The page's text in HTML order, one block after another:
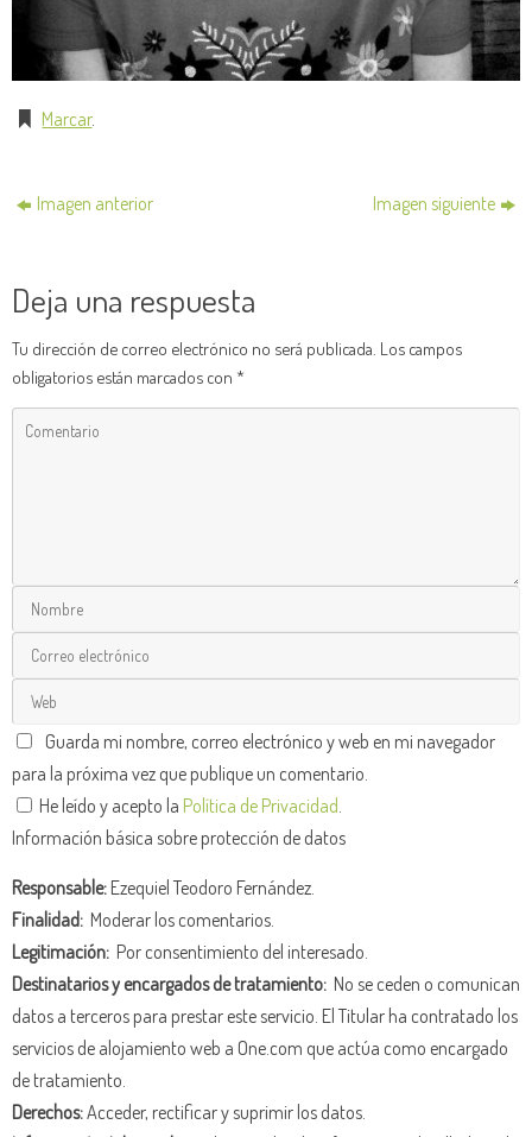
Marcar.
Imagen anterior Imagen siguiente
Deja una respuesta
Tu dirección de correo electrónico no será publicada. Los campos
obligatorios están marcados con *
Guarda mi nombre, correo electrónico y web en mi navegador
para la próxima vez que publique un comentario.
He leído y acepto la Política de Privacidad.
Información básica sobre protección de datos
Responsable:Ezequiel Teodoro Fernández.
Finalidad: Moderar los comentarios.
Legitimación: Por consentimiento del interesado.
Destinatarios y encargados de tratamiento: No se ceden o comunican
datos a terceros para prestar este servicio. El Titular ha contratado los
servicios de alojamiento web a One.com que actúa como encargado
de tratamiento.
Derechos:Acceder, rectificar y suprimir los datos.